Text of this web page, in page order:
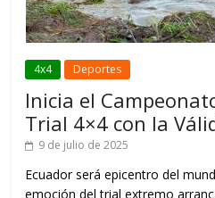
4x4 Deportes
Inicia el
Trial 4×4 con la
9 de julio de 2025
Ecuador será epicentro del
emoción del trial extremo